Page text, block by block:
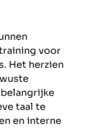
voor
Het herzien
taal te
en interne